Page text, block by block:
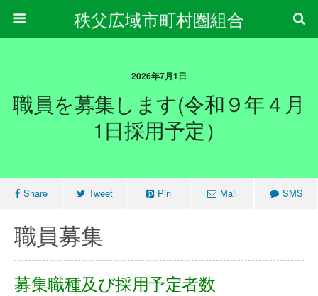
秩父広域市町村圏組合
2026年7月1日
職員を募集します(令和９年４月
1日採用予定）
Share Tweet Pin Mail SMS
職員募集
募集職種及び採用予定者数